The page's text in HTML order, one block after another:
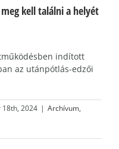
kell találni a helyét
indított
az utánpótlás-edzői
18th, 2024 | Archívum,